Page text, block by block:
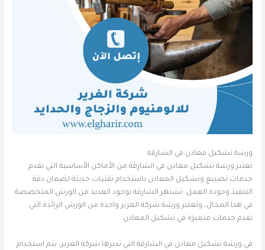
ورشة تشكيل معادن في الشارقة
تعتبر ورشة تشكيل معادن في الشارقة من الأماكن الأساسية التي تقدم
خدمات تصنيع وتشكيل المعادن باستخدام تقنيات حديثة لضمان دقة
التنفيذ وجودة العمل. تشتهر الشارقة بوجود العديد من الورش المتخصصة
في هذا المجال، وتعتبر ورشة شركة الغرير واحدة من الورش الرائدة التي
تقدم خدمات متميزة في تشكيل المعادن.
في ورشة تشكيل معادن في الشارقة التي تديرها شركة الغرير، يتم استخدام